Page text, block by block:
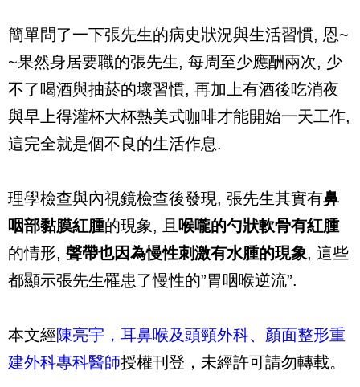
簡單問了一下張先生的病史狀況與生活習慣, 恩~
~果然身居要職的張先生, 每周至少應酬兩次, 少
不了喝酒與抽菸的壞習慣, 再加上有酒後吃消夜
與早上得灌杯大杯熱美式咖啡才能開始一天工作,
這完全就是個不良的生活作息.
理學檢查與內視鏡檢查後發現, 張先生其實有鼻
咽部黏膜紅腫的現象, 且 喉嚨的勺狀軟骨有紅腫
的情形, 聲帶也因為慢性刺激有水腫的現象, 這些
都顯示張先生罹患了慢性的”胃咽喉逆流”.
本文經陳亮宇，耳鼻喉及頭頸外科、顏面整形重
建外科專科醫師授權刊登，未經許可請勿轉載。